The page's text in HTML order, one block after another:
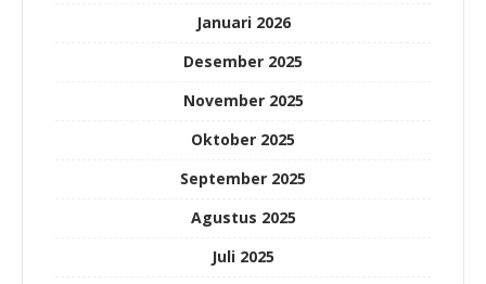
Januari 2026
Desember 2025
November 2025
Oktober 2025
September 2025
Agustus 2025
Juli 2025